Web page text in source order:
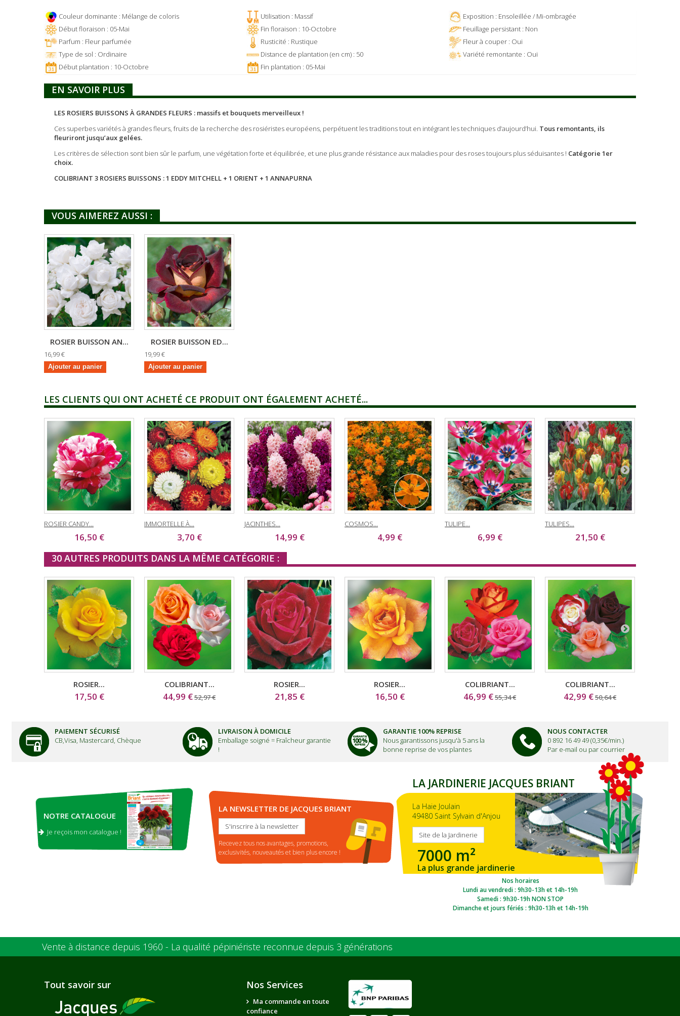
Couleur dominante : Mélange de coloris Utilisation : Massif
Exposition : Ensoleillée / Mi-ombragée
Début floraison : 05-Mai
Fin floraison : 10-Octobre
Feuillage persistant : Non
Parfum : Fleur parfumée
Rusticité : Rustique
Fleur à couper : Oui
Type de sol : Ordinaire
Distance de plantation (en cm) : 50
Variété remontante : Oui
Début plantation : 10-Octobre
Fin plantation : 05-Mai
EN SAVOIR PLUS
LES ROSIERS BUISSONS À GRANDES FLEURS : massifs et bouquets merveilleux !
Ces superbes variétés à grandes fleurs, fruits de la recherche des rosiéristes européens, perpétuent les traditions tout en intégrant les techniques d’aujourd’hui. Tous remontants, ils
fleuriront jusqu’aux gelées.
Les critères de sélection sont bien sûr le parfum, une végétation forte et équilibrée, et une plus grande résistance aux maladies pour des roses toujours plus séduisantes ! Catégorie 1er
choix.
COLIBRIANT 3 ROSIERS BUISSONS : 1 EDDY MITCHELL + 1 ORIENT + 1 ANNAPURNA
VOUS AIMEREZ AUSSI :
ROSIER BUISSON AN...
16,99 €
Ajouter au panier
ROSIER BUISSON ED...
19,99 €
Ajouter au panier
LES CLIENTS QUI ONT ACHETÉ CE PRODUIT ONT ÉGALEMENT ACHETÉ...
ROSIER CANDY...
16,50 €
IMMORTELLE À...
3,70 €
JACINTHES...
14,99 €
COSMOS...
4,99 €
TULIPE...
6,99 €
TULIPES...
21,50 €
30 AUTRES PRODUITS DANS LA MÊME CATÉGORIE :
ROSIER...
17,50 €
COLIBRIANT...
44,99 €52,97 €
ROSIER...
21,85 €
ROSIER...
16,50 €
COLIBRIANT...
46,99 €55,34 €
COLIBRIANT...
42,99 €50,64 €
PAIEMENT SÉCURISÉ
CB,Visa, Mastercard, Chèque
LIVRAISON À DOMICILE
Emballage soigné = Fraîcheur garantie
!
GARANTIE 100% REPRISE
Nous garantissons jusqu'à 5 ans la
bonne reprise de vos plantes
NOUS CONTACTER
0 892 16 49 49 (0,35€/min.)
Par e-mail ou par courrier
NOTRE CATALOGUE
Je reçois mon catalogue !
LA NEWSLETTER DE JACQUES BRIANT
S'inscrire à la newsletter
Recevez tous nos avantages, promotions,
exclusivités, nouveautés et bien plus encore !
LA JARDINERIE JACQUES BRIANT
La Haie Joulain
49480 Saint Sylvain d'Anjou
Site de la Jardinerie
7000 m²
La plus grande jardinerie
de la région Ouest
Nos horaires
Lundi au vendredi : 9h30-13h et 14h-19h
Samedi : 9h30-19h NON STOP
Dimanche et jours fériés : 9h30-13h et 14h-19h
Vente à distance depuis 1960 - La qualité pépiniériste reconnue depuis 3 générations
Tout savoir sur Nos Services
Ma commande en toute
confiance